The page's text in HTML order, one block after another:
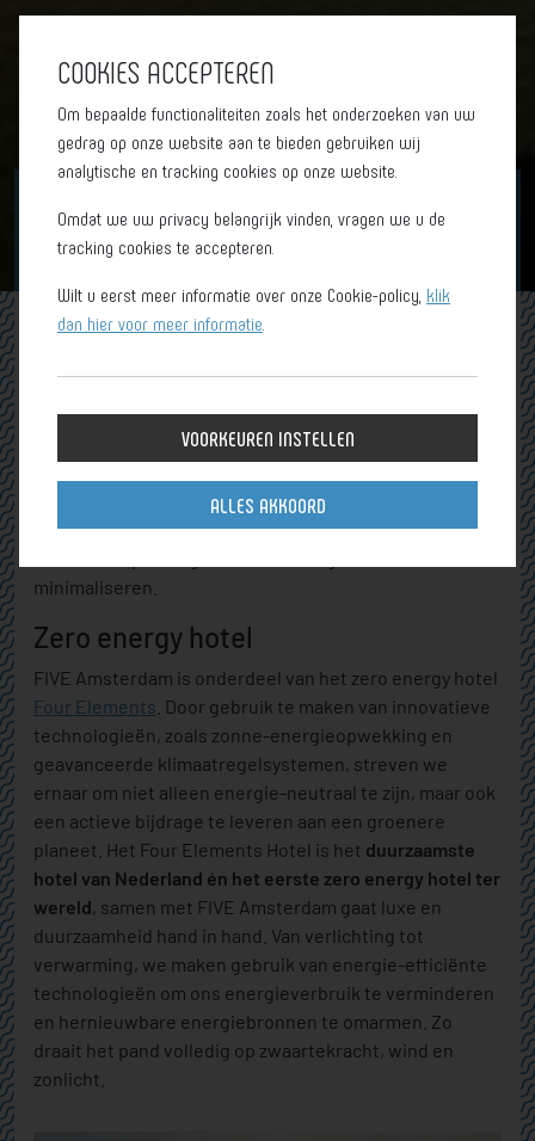
OVER FIVE
Bij FIVE Amsterdam omarmen we een duurzame
benadering van gastvrijheid, geïnspireerd door
duurzaamheid wordt weerspiegeld in elk aspect van
onze organisatie, van onze eco-vriendelijke faciliteiten
minimaliseren.
Zero energy hotel
FIVE Amsterdam is onderdeel van het zero energy hotel
Four Elements . Door gebruik te maken van innovatieve
technologieën, zoals zonne-energieopwekking en
geavanceerde klimaatregelsystemen, streven we
ernaar om niet alleen energie-neutraal te zijn, maar ook
een actieve bijdrage te leveren aan een groenere
planeet. Het Four Elements Hotel is het duurzaamste
hotel van Nederland én het eerste zero energy hotel ter
wereld, samen met FIVE Amsterdam gaat luxe en
duurzaamheid hand in hand. Van verlichting tot
verwarming, we maken gebruik van energie-efficiënte
technologieën om ons energieverbruik te verminderen
en hernieuwbare energiebronnen te omarmen. Zo
draait het pand volledig op zwaartekracht, wind en
zonlicht.
COOKIES ACCEPTEREN
Om bepaalde functionaliteiten zoals het onderzoeken van uw
gedrag op onze website aan te bieden gebruiken wij
analytische en tracking cookies op onze website.
Omdat we uw privacy belangrijk vinden, vragen we u de
tracking cookies te accepteren.
Wilt u eerst meer informatie over onze Cookie-policy, klik
dan hier voor meer informatie
VOORKEUREN INSTELLEN
ALLES AKKOORD